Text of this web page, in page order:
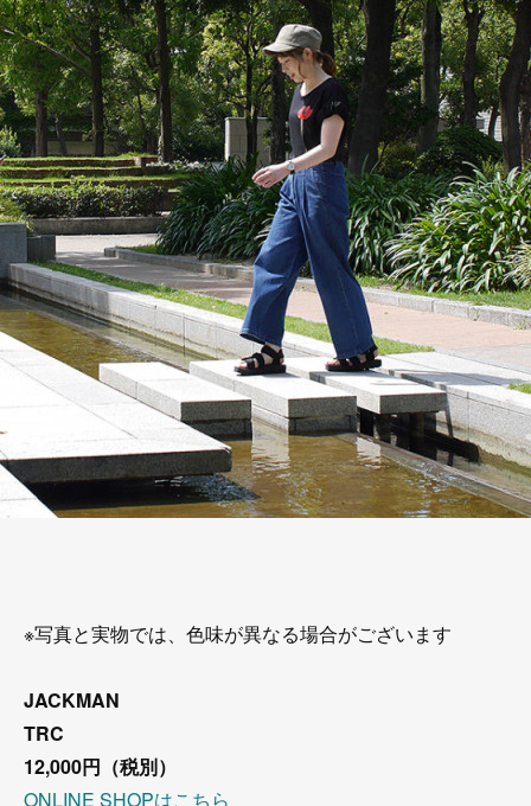
※写真と実物では、色味が異なる場合がございます
JACKMAN
TRC
12,000円（税別）
ONLINE SHOPはこちら